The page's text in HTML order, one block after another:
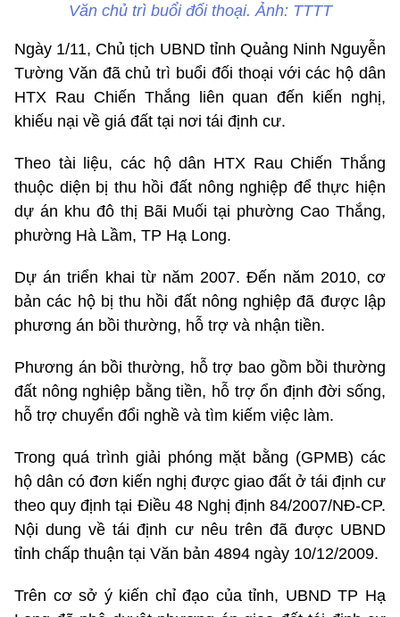
Văn chủ trì buổi đối thoại. Ảnh: TTTT
Ngày 1/11, Chủ tịch UBND tỉnh Quảng Ninh Nguyễn
Tường Văn đã chủ trì buổi đối thoại với các hộ dân
HTX Rau Chiến Thắng liên quan đến kiến nghị,
khiếu nại về giá đất tại nơi tái định cư.
Theo tài liệu, các hộ dân HTX Rau Chiến Thắng
thuộc diện bị thu hồi đất nông nghiệp để thực hiện
dự án khu đô thị Bãi Muối tại phường Cao Thắng,
phường Hà Lầm, TP Hạ Long.
Dự án triển khai từ năm 2007. Đến năm 2010, cơ
bản các hộ bị thu hồi đất nông nghiệp đã được lập
phương án bồi thường, hỗ trợ và nhận tiền.
Phương án bồi thường, hỗ trợ bao gồm bồi thường
đất nông nghiệp bằng tiền, hỗ trợ ổn định đời sống,
hỗ trợ chuyển đổi nghề và tìm kiếm việc làm.
Trong quá trình giải phóng mặt bằng (GPMB) các
hộ dân có đơn kiến nghị được giao đất ở tái định cư
theo quy định tại Điều 48 Nghị định 84/2007/NĐ-CP.
Nội dung về tái định cư nêu trên đã được UBND
tỉnh chấp thuận tại Văn bản 4894 ngày 10/12/2009.
Trên cơ sở ý kiến chỉ đạo của tỉnh, UBND TP Hạ